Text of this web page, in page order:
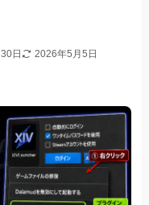
日
2026年5月5日